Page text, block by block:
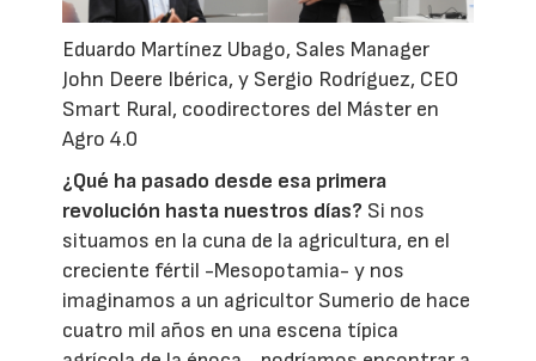
Eduardo Martínez Ubago, Sales Manager
John Deere Ibérica, y Sergio Rodríguez, CEO
Smart Rural, coodirectores del Máster en
Agro 4.0
¿Qué ha pasado desde esa primera
revolución hasta nuestros días? Si nos
situamos en la cuna de la agricultura, en el
creciente fértil -Mesopotamia- y nos
imaginamos a un agricultor Sumerio de hace
cuatro mil años en una escena típica